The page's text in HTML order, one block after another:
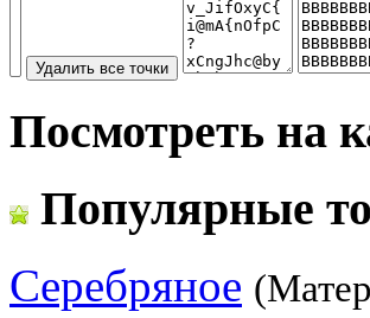
Посмотреть на
Популярные
Серебряное